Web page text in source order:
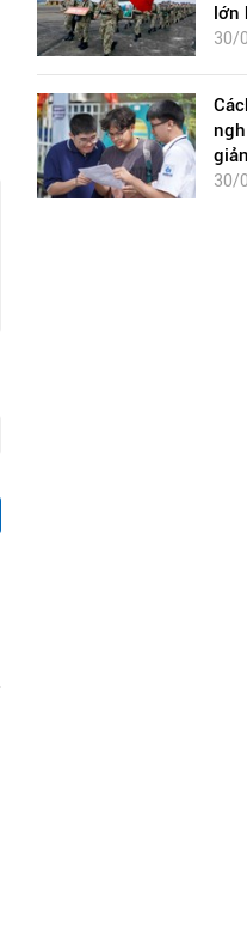
lớn
30/
30/